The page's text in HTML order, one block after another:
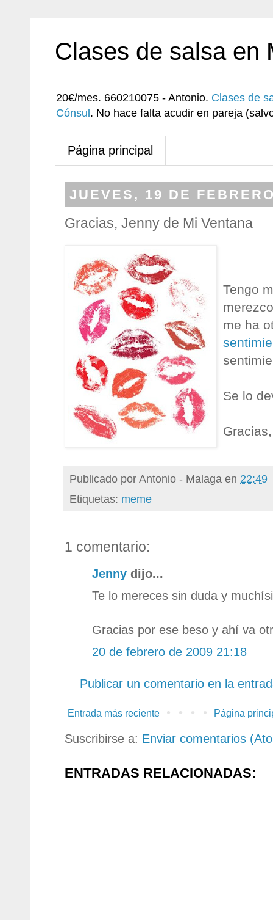
Clases de salsa en
20€/mes. 660210075 - Antonio. Clases de
Cónsul . No hace falta acudir en pareja
Página principal
JUEVES, 19 DE
Gracias, Jenny de Mi Ventana
Tengo
me ha
Se lo
Publicado porAntonio - Malaga en 22:49
Etiquetas: meme
1 comentario:
Jenny dijo...
Te lo mereces sin duda y
Gracias por ese beso y ahí va
20 de febrero de 2009 21:18
Publicar un comentario en la
Entrada más reciente Página
Suscribirse a: Enviar comentarios
ENTRADAS RELACIONADAS: